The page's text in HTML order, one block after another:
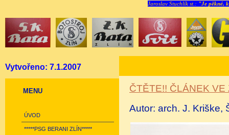
Jaroslav Stuchlík st.: "Je pěkné,
Vytvořeno: 7.1.2007
MENU
ÚVOD
*****PSG BERANI ZLÍN*****
ČTĚTE!! ČLÁNEK
Autor: arch. J. Kriške,